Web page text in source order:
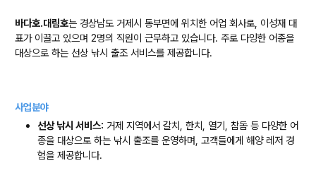
바다호.대림호는 경상남도 거제시 동부면에 위치한 어업 회사로, 이성재 대
표가 이끌고 있으며 2명의 직원이 근무하고 있습니다. 주로 다양한 어종을
대상으로 하는 선상 낚시 출조 서비스를 제공합니다.
사업분야
선상 낚시 서비스: 거제 지역에서 갈치, 한치, 열기, 참돔 등 다양한 어
종을 대상으로 하는 낚시 출조를 운영하며, 고객들에게 해양 레저 경
험을 제공합니다.